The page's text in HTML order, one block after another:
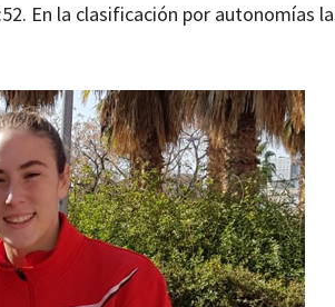
En la clasificación por autonomías